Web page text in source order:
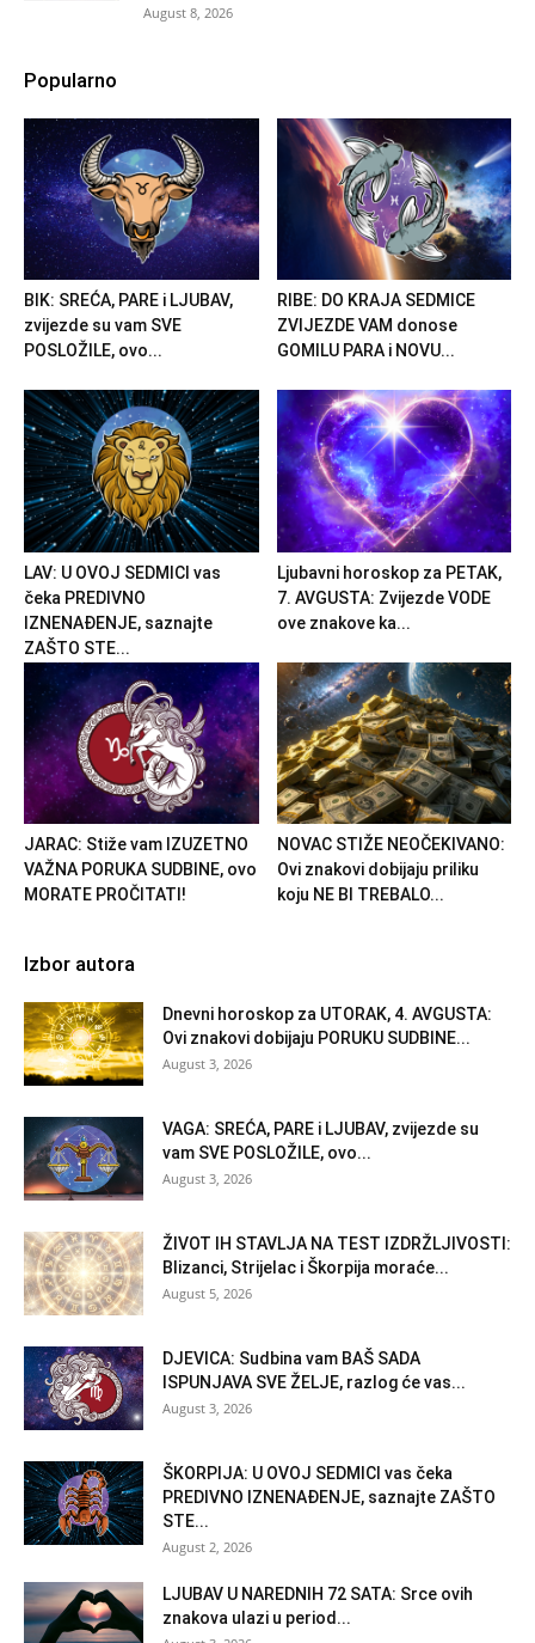
August 8, 2026
Popularno
BIK: SREĆA, PARE i LJUBAV,
zvijezde su vam SVE
POSLOŽILE, ovo...
RIBE: DO KRAJA SEDMICE
ZVIJEZDE VAM donose
GOMILU PARA i NOVU...
LAV: U OVOJ SEDMICI vas
čeka PREDIVNO
IZNENAĐENJE, saznajte
ZAŠTO STE...
Ljubavni horoskop za PETAK,
7. AVGUSTA: Zvijezde VODE
ove znakove ka...
JARAC: Stiže vam IZUZETNO
VAŽNA PORUKA SUDBINE, ovo
MORATE PROČITATI!
NOVAC STIŽE NEOČEKIVANO:
Ovi znakovi dobijaju priliku
koju NE BI TREBALO...
Izbor autora
Dnevni horoskop za UTORAK, 4. AVGUSTA:
Ovi znakovi dobijaju PORUKU SUDBINE...
August 3, 2026
VAGA: SREĆA, PARE i LJUBAV, zvijezde su
vam SVE POSLOŽILE, ovo...
August 3, 2026
ŽIVOT IH STAVLJA NA TEST IZDRŽLJIVOSTI:
Blizanci, Strijelac i Škorpija moraće...
August 5, 2026
DJEVICA: Sudbina vam BAŠ SADA
ISPUNJAVA SVE ŽELJE, razlog će vas...
August 3, 2026
ŠKORPIJA: U OVOJ SEDMICI vas čeka
PREDIVNO IZNENAĐENJE, saznajte ZAŠTO
STE...
August 2, 2026
LJUBAV U NAREDNIH 72 SATA: Srce ovih
znakova ulazi u period...